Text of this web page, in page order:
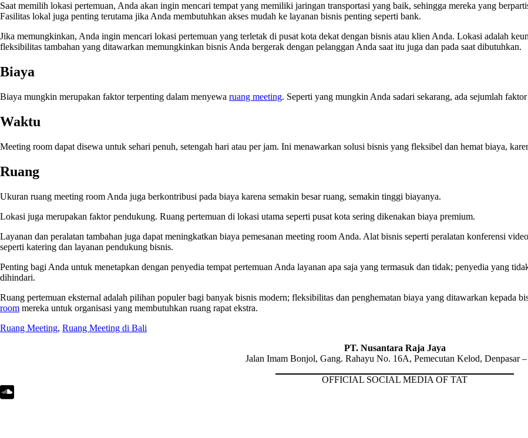
Saat memilih lokasi pertemuan, Anda akan ingin mencari tempat yang memiliki jaringan transportasi yang baik, sehingga mereka yang
Fasilitas lokal juga penting terutama jika Anda membutuhkan akses mudah ke layanan bisnis penting seperti bank.
Jika memungkinkan, Anda ingin mencari lokasi pertemuan yang terletak di pusat kota dekat dengan bisnis atau klien Anda. Lokasi adalah
fleksibilitas tambahan yang ditawarkan memungkinkan bisnis Anda bergerak dengan pelanggan Anda saat itu juga dan pada saat dibutuhkan.
Biaya
Biaya mungkin merupakan faktor terpenting dalam menyewa ruang meeting. Seperti yang mungkin Anda sadari sekarang, ada sejumlah
Waktu
Meeting room dapat disewa untuk sehari penuh, setengah hari atau per jam. Ini menawarkan solusi bisnis yang fleksibel dan hemat biaya,
Ruang
Ukuran ruang meeting room Anda juga berkontribusi pada biaya karena semakin besar ruang, semakin tinggi biayanya.
Lokasi juga merupakan faktor pendukung. Ruang pertemuan di lokasi utama seperti pusat kota sering dikenakan biaya premium.
Layanan dan peralatan tambahan juga dapat meningkatkan biaya pemesanan meeting room Anda. Alat bisnis seperti peralatan konferensi
seperti katering dan layanan pendukung bisnis.
Penting bagi Anda untuk menetapkan dengan penyedia tempat pertemuan Anda layanan apa saja yang termasuk dan tidak; penyedia yang
dihindari.
Ruang pertemuan eksternal adalah pilihan populer bagi banyak bisnis modern; fleksibilitas dan penghematan biaya yang ditawarkan kepada
room mereka untuk organisasi yang membutuhkan ruang rapat ekstra.
Ruang Meeting, Ruang Meeting di Bali
PT. Nusantara Raja Jaya
Jalan Imam Bonjol, Gang. Rahayu No. 16A, Pemecutan Kelod, Denpasar
OFFICIAL SOCIAL MEDIA OF TAT